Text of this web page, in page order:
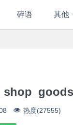
碎语 其他
热度(27555)